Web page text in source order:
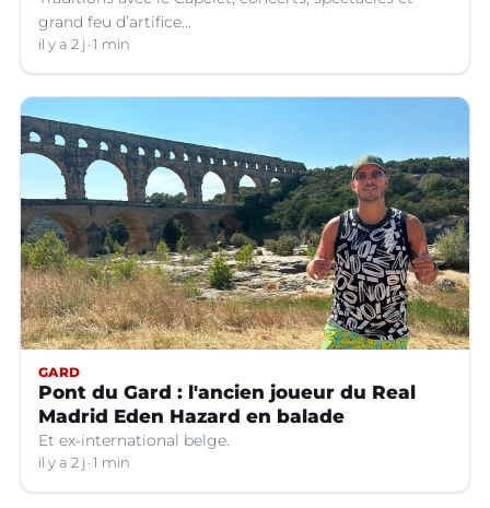
grand feu d’artifice...
il y a 2 j 1 min
GARD
Pont du Gard : l'ancien joueur du Real
Madrid Eden Hazard en balade
Et ex-international belge.
il y a 2 j 1 min